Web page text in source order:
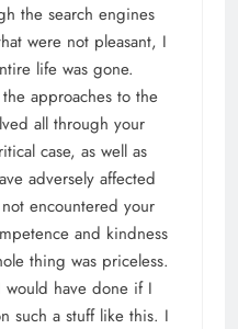
the search engines
were not pleasant, I
life was gone.
approaches to the
all through your
case, as well as
adversely affected
encountered your
and kindness
thing was priceless.
would have done if I
such a stuff like this. I